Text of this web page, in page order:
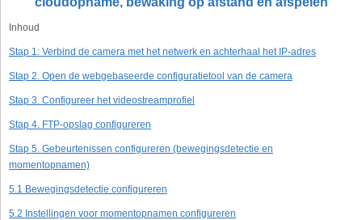
Inhoud
Stap 1: Verbind de camera met het netwerk en achterhaal het IP-adres
Stap 2. Open de webgebaseerde configuratietool van de camera
Stap 3. Configureer het videostreamprofiel
Stap 4. FTP-opslag configureren
Stap 5. Gebeurtenissen configureren (bewegingsdetectie en
momentopnamen)
5.1 Bewegingsdetectie configureren
5.2 Instellingen voor momentopnamen configureren